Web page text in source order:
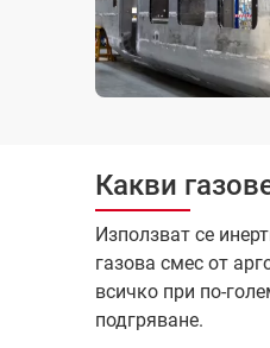
Какви
Използват се
газова смес от
всичко при по-
подгряване.